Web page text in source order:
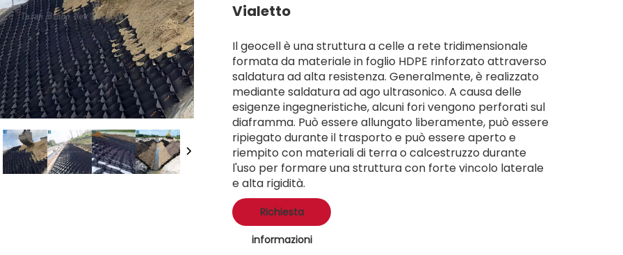
Vialetto
Il geocell è una struttura a celle a rete tridimensionale
formata da materiale in foglio HDPE rinforzato attraverso
saldatura ad alta resistenza. Generalmente, è realizzato
mediante saldatura ad ago ultrasonico. A causa delle
esigenze ingegneristiche, alcuni fori vengono perforati sul
diaframma. Può essere allungato liberamente, può essere
ripiegato durante il trasporto e può essere aperto e
riempito con materiali di terra o calcestruzzo durante
l'uso per formare una struttura con forte vincolo laterale
e alta rigidità.
Richiesta
informazioni